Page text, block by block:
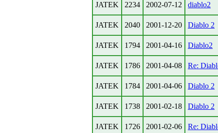
JATEK 2234 2002-07-12 diablo2
JATEK 2040 2001-12-20 Diablo 2
JATEK 1794 2001-04-16 Diablo2
JATEK 1786 2001-04-08 Re:
JATEK 1784 2001-04-06 Diablo 2
JATEK 1738 2001-02-18 Diablo 2
JATEK 1726 2001-02-06 Re: